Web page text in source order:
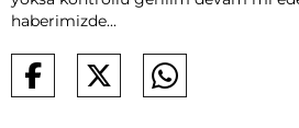
haberimizde...